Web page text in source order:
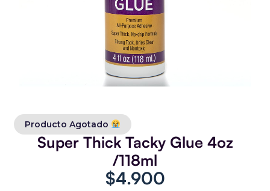
Producto Agotado
Super Thick Tacky Glue 4oz
/118ml
$4.900